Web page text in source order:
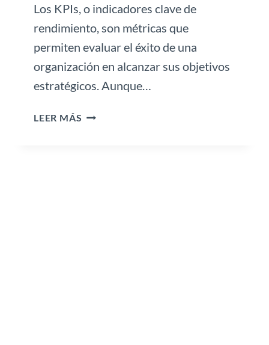
Los KPIs, o indicadores clave de
rendimiento, son métricas que
permiten evaluar el éxito de una
organización en alcanzar sus objetivos
estratégicos. Aunque…
LEER MÁS